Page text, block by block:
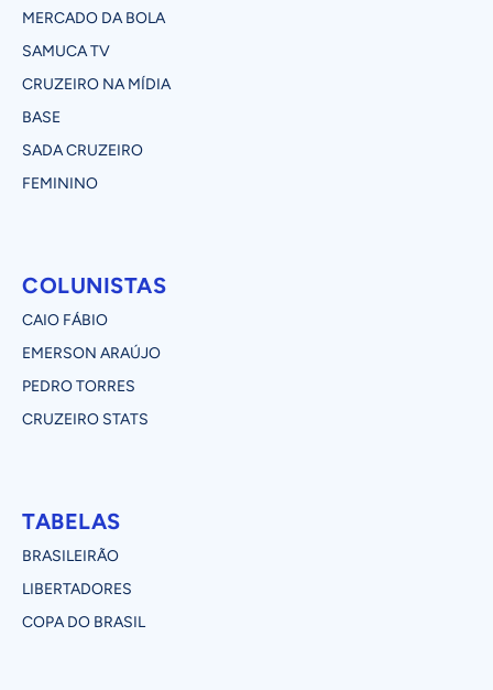
MERCADO DA BOLA
SAMUCA TV
CRUZEIRO NA MÍDIA
BASE
SADA CRUZEIRO
FEMININO
COLUNISTAS
CAIO FÁBIO
EMERSON ARAÚJO
PEDRO TORRES
CRUZEIRO STATS
TABELAS
BRASILEIRÃO
LIBERTADORES
COPA DO BRASIL